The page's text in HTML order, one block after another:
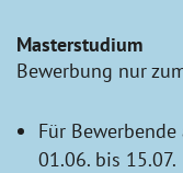
Masterstudium
Bewerbung nur
Für
01.06. bis 15.07.